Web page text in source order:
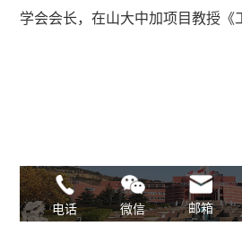
学会会长，在山大中加项目教授《
电话 微信 邮箱